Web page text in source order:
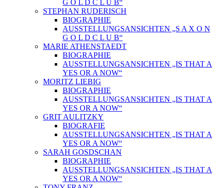
G O L D C L U B“
STEPHAN RUDERISCH
BIOGRAPHIE
AUSSTELLUNGSANSICHTEN „S A X O N
G O L D C L U B“
MARIE ATHENSTAEDT
BIOGRAPHIE
AUSSTELLUNGSANSICHTEN „IS THAT A
YES OR A NOW“
MORITZ LIEBIG
BIOGRAPHIE
AUSSTELLUNGSANSICHTEN „IS THAT A
YES OR A NOW“
GRIT AULITZKY
BIOGRAFIE
AUSSTELLUNGSANSICHTEN „IS THAT A
YES OR A NOW“
SARAH GOSDSCHAN
BIOGRAPHIE
AUSSTELLUNGSANSICHTEN „IS THAT A
YES OR A NOW“